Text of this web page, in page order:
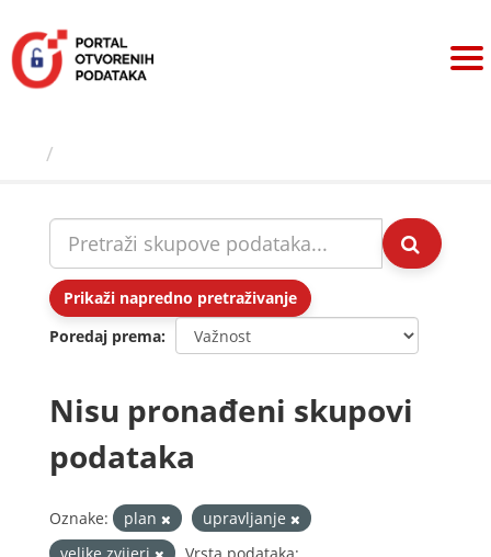
sadržaj
Prikaži napredno pretraživanje
Poredaj prema
Nisu pronađeni skupovi
podataka
Oznake: plan
upravljanje